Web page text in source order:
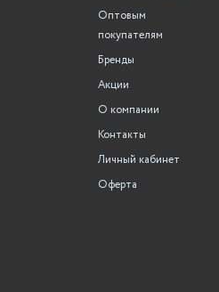
Оптовым
покупателям
Бренды
Акции
О компании
Контакты
Личный кабинет
Оферта